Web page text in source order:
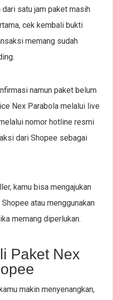
satu jam paket masih
cek kembali bukti
memang sudah
namun paket belum
Nex Parabola melalui live
nomor hotline resmi
dari Shopee sebagai
kamu bisa mengajukan
atau menggunakan
memang diperlukan.
Paket Nex
makin menyenangkan,